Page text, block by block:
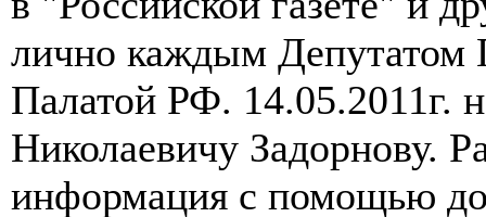
лично каждым
Палатой РФ. 14.05.2011г.
Николаевичу Задорнову.
информация с помощью